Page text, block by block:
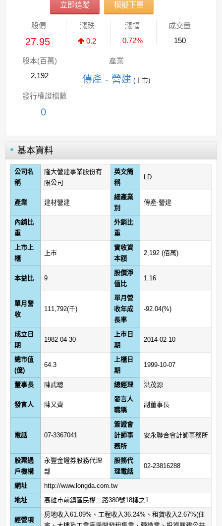
立即追蹤 模擬下單
股價
27.95
漲跌
0.2
漲幅
0.72%
成交量
150
股本(百萬)
2,192
產業
傳產 - 營建 (上市)
發行權證檔數
0
基本資料
公司名
稱
隆大營建事業股份有
限公司
英文簡
稱
LD
產業 建材營建
細產業
別
傳產-營建
內銷比
重
外銷比
重
上市上
櫃
上市
實收資
本額
2,192 (佰萬)
本益比 9
股價淨
值比
1.16
單月營
收
111,792(千)
單月營
收年成
長率
-92.04(%)
成立日
期
1982-04-30
上市日
期
2014-02-10
總市值
(億)
64.3
上櫃日
期
1999-10-07
董事長 陳武聰 總經理 洪茂源
發言人 陳又齊
發言人
職稱
副董事長
電話 07-3367041
簽證會
計師事
務所
安永聯合會計師事務所
股票過
戶機構
永豐金證券股務代理
部
股務代
理電話
02-23816288
網址
http://www.longda.com.tw
地址
高雄市前鎮區民權二路380號18樓之1
經營項
房地收入61.09%、工程收入36.24%、租賃收入2.67%(住